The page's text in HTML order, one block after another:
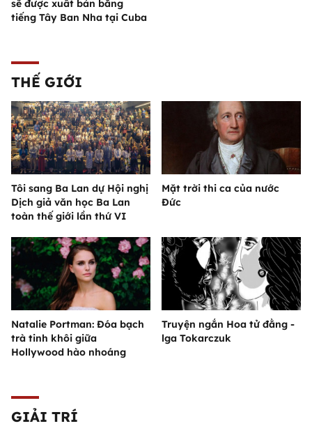
sẽ được xuất bản bằng
tiếng Tây Ban Nha tại Cuba
THẾ GIỚI
Tôi sang Ba Lan dự Hội nghị
Dịch giả văn học Ba Lan
toàn thế giới lần thứ VI
Mặt trời thi ca của nước
Đức
Natalie Portman: Đóa bạch
trà tinh khôi giữa
Hollywood hào nhoáng
Truyện ngắn Hoa tử đằng -
lga Tokarczuk
GIẢI TRÍ